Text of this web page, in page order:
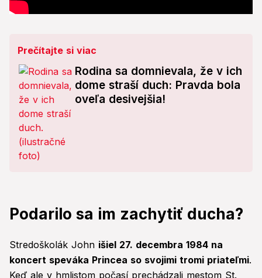
Prečítajte si viac
Rodina sa domnievala, že v ich
dome straší duch: Pravda bola
oveľa desivejšia!
Podarilo sa im zachytiť ducha?
Stredoškolák John išiel 27. decembra 1984 na
koncert speváka Princea so svojimi tromi priateľmi.
Keď ale v hmlistom počasí prechádzali mestom St.